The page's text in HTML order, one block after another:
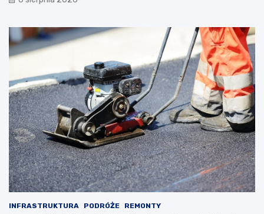
INFRASTRUKTURA PODRÓŻE REMONTY